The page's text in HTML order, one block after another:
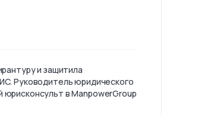
и защитила
Руководитель юридического
в ManpowerGroup